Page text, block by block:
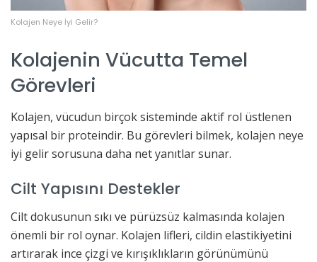
Kolajen Neye İyi Gelir?
Kolajenin Vücutta Temel
Görevleri
Kolajen, vücudun birçok sisteminde aktif rol üstlenen
yapısal bir proteindir. Bu görevleri bilmek, kolajen neye
iyi gelir sorusuna daha net yanıtlar sunar.
Cilt Yapısını Destekler
Cilt dokusunun sıkı ve pürüzsüz kalmasında kolajen
önemli bir rol oynar. Kolajen lifleri, cildin elastikiyetini
artırarak ince çizgi ve kırışıklıkların görünümünü